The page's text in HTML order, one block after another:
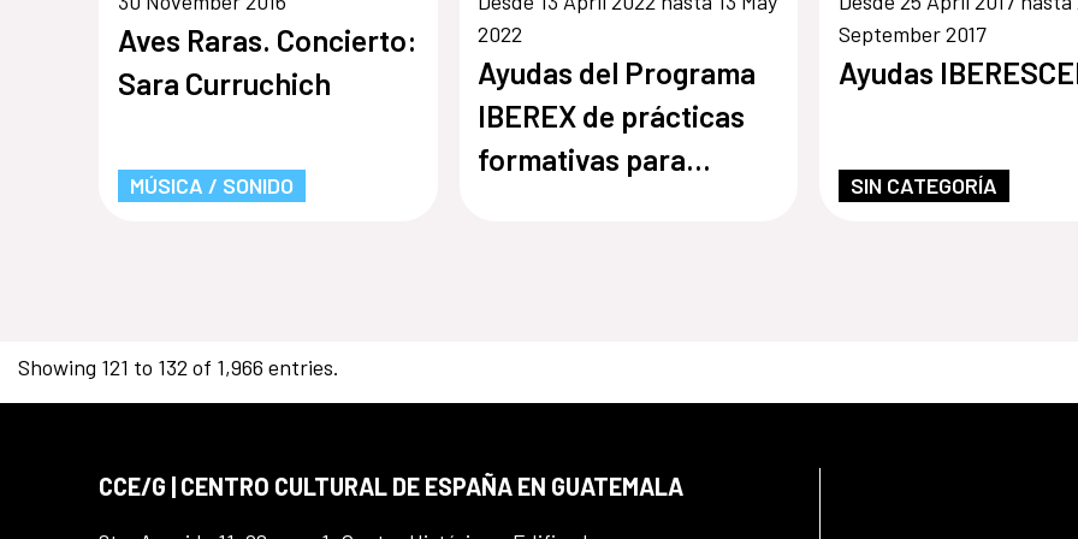
Aves Raras. Concierto:
Sara Curruchich
MÚSICA / SONIDO
2022
Ayudas del Programa
IBEREX de prácticas
formativas para
September 2017
Ayudas
SIN CATEGORÍA
Showing 121 to 132 of 1,966 entries.
CCE/G | CENTRO CULTURAL DE ESPAÑA EN GUATEMALA